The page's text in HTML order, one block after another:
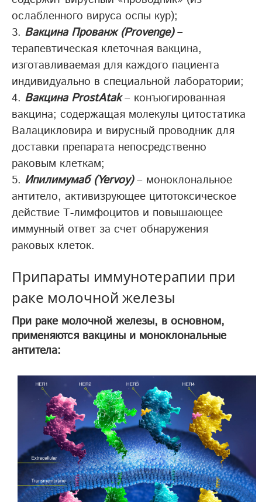
ослабленного вируса оспы кур);
Вакцина Прованж (Provenge)–
терапевтическая клеточная вакцина,
изготавливаемая для каждого пациента
индивидуально в специальной лаборатории;
Вакцина ProstAtak– конъюгированная
вакцина; содержащая молекулы цитостатика
Валацикловира и вирусный проводник для
доставки препарата непосредственно
раковым клеткам;
Ипилимумаб (Yervoy)– моноклональное
антитело, активизрующее цитотоксическое
действие Т-лимфоцитов и повышающее
иммунный ответ за счет обнаружения
раковых клеток.
Припараты иммунотерапии при
раке молочной железы
При раке молочной железы, в основном,
применяются вакцины и моноклональные
антитела: